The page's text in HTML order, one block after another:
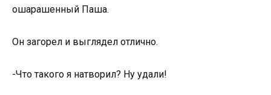
ошарашенный Паша.
Он загорел и выглядел отлично.
-Что такого я натворил? Ну удали!